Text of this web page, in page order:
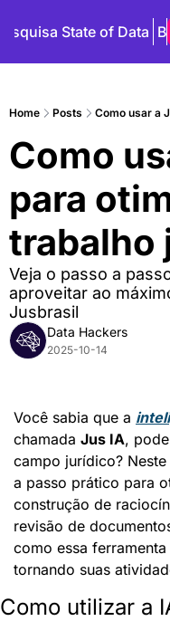
State of Data
Home Posts Como usar a
Como
para
trabalho
Veja o passo a
aproveitar ao
Jusbrasil
Data Hackers
2025-10-14
Você sabia que a
chamada Jus IA,
campo jurídico?
a passo prático para
construção de
revisão de
como essa
tornando suas
Como utilizar a